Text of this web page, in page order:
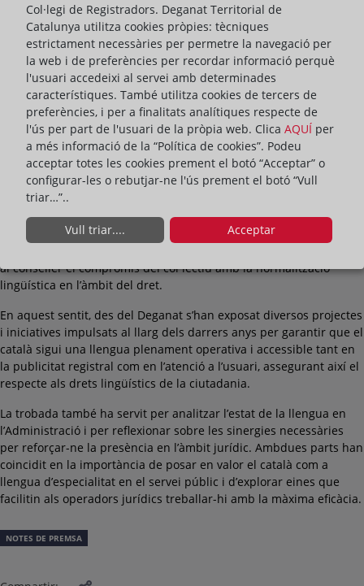
Els Registradors de Catalunya han mantingut una reunió de
treball amb el conseller de Política Lingüística, Francesc Xavier Vila
Moreno. La trobada, celebrada a la seu del Departament a
Barcelona, ha permès a totes dues institucions promoure vies de
diàleg i reforçar la cooperació per fomentar l’ús de la llengua
catalana dins del sistema registral.
Els Registradors de Catalunya, representats pel seu degà, Vicente
García-Hinojal, la directora de Relacions Institucionals, Asunción
al conseller el compromís del col·lectiu amb la normalització
lingüística en l’àmbit del dret.
En aquest sentit, des del Deganat s’han exposat diversos projectes
i iniciatives impulsats al llarg dels darrers anys per garantir que el
català sigui una llengua plenament operativa i accessible tant en
la publicitat registral com en l’atenció a l’usuari, assegurant així el
respecte als drets lingüístics de la ciutadania.
La trobada també ha servit per analitzar l’estat de la llengua en
l’Administració i per reflexionar sobre les sinergies necessàries
per reforçar-ne la presència en l’àmbit jurídic. Ambdues parts han
coincidit en la importància de posar en valor el català com a
llengua d’especialitat en el servei públic i d’explorar eines que
facilitin als operadors jurídics treballar-hi amb la màxima eficàcia.
NOTES DE PREMSA
Col·legi de Registradors. Deganat Territorial de
Catalunya utilitza cookies pròpies: tècniques
estrictament necessàries per permetre la navegació per
la web i de preferències per recordar informació perquè
l'usuari accedeixi al servei amb determinades
característiques. També utilitza cookies de tercers de
preferències, i per a finalitats analítiques respecte de
l'ús per part de l'usuari de la pròpia web. Clica AQUÍ per
a més informació de la “Política de cookies”. Podeu
acceptar totes les cookies prement el botó “Acceptar” o
configurar-les o rebutjar-ne l'ús prement el botó “Vull
triar…”..
Vull triar.... Acceptar